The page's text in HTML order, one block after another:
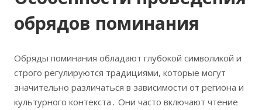
обрядов поминания
Обряды поминания обладают глубокой символикой и
строго регулируются традициями, которые могут
значительно различаться в зависимости от региона и
культурного контекста․ Они часто включают чтение